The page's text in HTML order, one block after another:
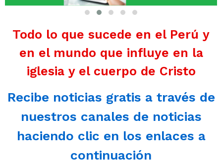
Todo lo que sucede en el Perú y
en el mundo que influye en la
iglesia y el cuerpo de Cristo
Recibe noticias gratis a través de
nuestros canales de noticias
haciendo clic en los enlaces a
continuación